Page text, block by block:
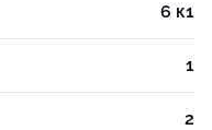
6 к1
1
2